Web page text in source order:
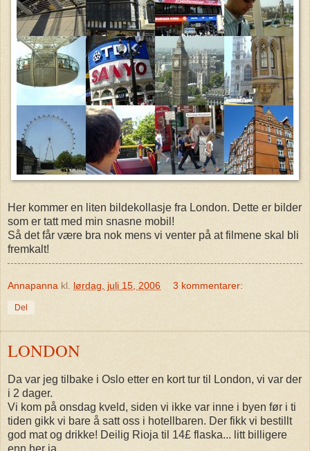
Her kommer en liten bildekollasje fra London. Dette er bilder
som er tatt med min snasne mobil!
Så det får være bra nok mens vi venter på at filmene skal bli
fremkalt!
Annapanna kl. lørdag, juli 15, 2006 3 kommentarer:
Del
LONDON
Da var jeg tilbake i Oslo etter en kort tur til London, vi var der
i 2 dager.
Vi kom på onsdag kveld, siden vi ikke var inne i byen før i ti
tiden gikk vi bare å satt oss i hotellbaren. Der fikk vi bestillt
god mat og drikke! Deilig Rioja til 14£ flaska... litt billigere